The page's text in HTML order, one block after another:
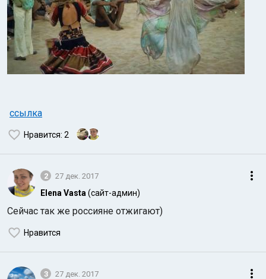
ссылка
Нравится: 2
2 27 дек. 2017
Elena Vasta (сайт-админ)
Сейчас так же россияне отжигают)
Нравится
3 27 дек. 2017